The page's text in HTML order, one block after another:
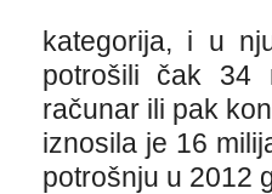
kategorija, i u
potrošili čak 34
računar ili pak
iznosila je 16
potrošnju u 2012